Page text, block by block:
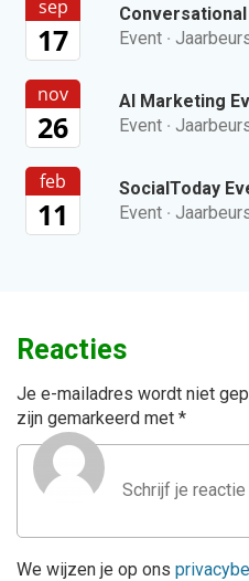
sep
17
Event ·
nov
26
AI Marketing
Event ·
feb
11
SocialToday
Event ·
Reacties
Je e-mailadres wordt niet
zijn gemarkeerd met *
We wijzen je op ons